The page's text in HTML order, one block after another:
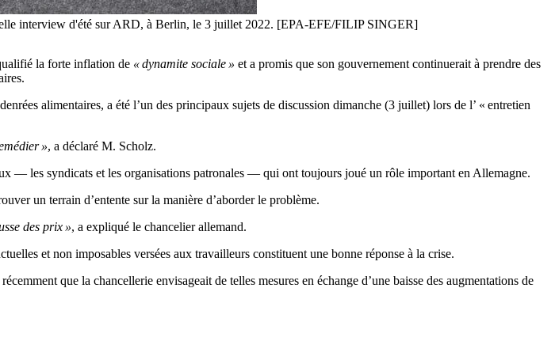
interview d'été sur ARD, à Berlin, le 3 juillet 2022. [EPA-EFE/FILIP SINGER]
la forte inflation de « dynamite sociale » et a promis que son gouvernement continuerait à prendre des
alimentaires, a été l’un des principaux sujets de discussion dimanche (3 juillet) lors de l’ « entretien
», a déclaré M. Scholz.
— les syndicats et les organisations patronales — qui ont toujours joué un rôle important en Allemagne.
un terrain d’entente sur la manière d’aborder le problème.
des prix », a expliqué le chancelier allemand.
et non imposables versées aux travailleurs constituent une bonne réponse à la crise.
que la chancellerie envisageait de telles mesures en échange d’une baisse des augmentations de